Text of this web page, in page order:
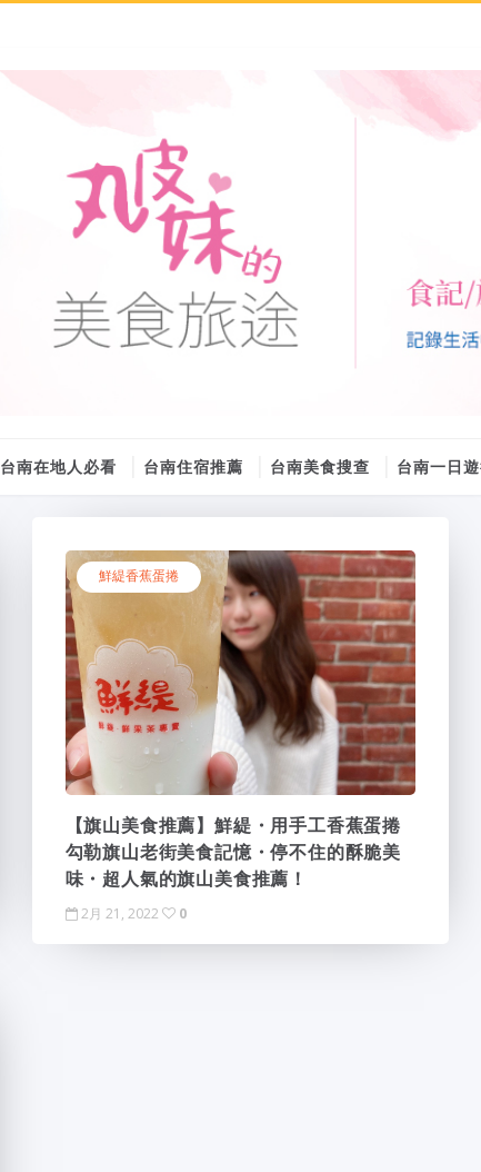
台南在地人必看 台南住宿推薦 台南美食搜查 台南一日
鮮緹香蕉蛋捲
【旗山美食推薦】鮮緹・用手工香蕉蛋捲
勾勒旗山老街美食記憶・停不住的酥脆美
味・超人氣的旗山美食推薦！
2月 21, 2022 0